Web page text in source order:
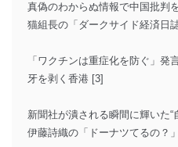
真偽のわからぬ情報で中国批判
猫組長の「ダークサイド経済日
「ワクチンは重症化を防ぐ」発
牙を剥く香港 [3]
新聞社が潰される瞬間に輝いた“
伊藤詩織の「ドーナツてるの？